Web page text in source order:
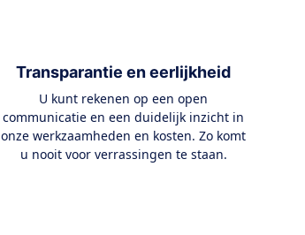
Transparantie en eerlijkheid
U kunt rekenen op een open
communicatie en een duidelijk inzicht in
onze werkzaamheden en kosten. Zo komt
u nooit voor verrassingen te staan.